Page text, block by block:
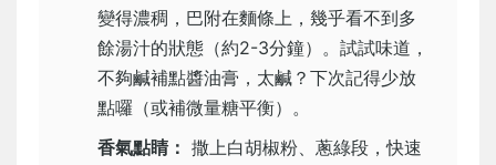
變得濃稠，巴附在麵條上，幾乎看不到多
餘湯汁的狀態（約2-3分鐘）。試試味道，
不夠鹹補點醬油膏，太鹹？下次記得少放
點囉（或補微量糖平衡）。
香氣點睛： 撒上白胡椒粉、蔥綠段，快速